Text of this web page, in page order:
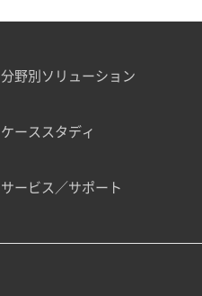
分野別ソリューション
ケーススタディ
サービス／サポート